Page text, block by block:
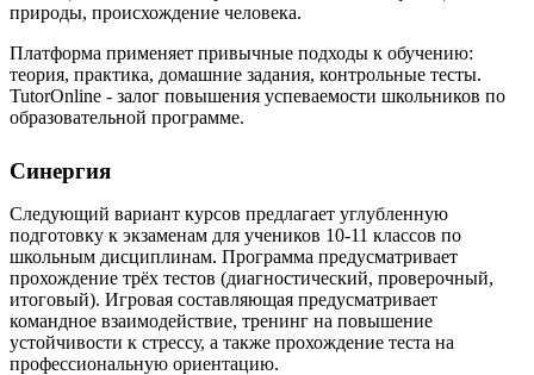
природы, происхождение человека.
Платформа применяет привычные подходы к обучению:
теория, практика, домашние задания, контрольные тесты.
TutorOnline - залог повышения успеваемости школьников по
образовательной программе.
Синергия
Следующий вариант курсов предлагает углубленную
подготовку к экзаменам для учеников 10-11 классов по
школьным дисциплинам. Программа предусматривает
прохождение трёх тестов (диагностический, проверочный,
итоговый). Игровая составляющая предусматривает
командное взаимодействие, тренинг на повышение
устойчивости к стрессу, а также прохождение теста на
профессиональную ориентацию.